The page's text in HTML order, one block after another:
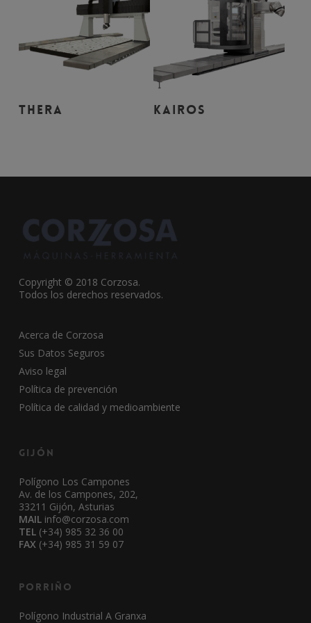
Leer Más
THERA Leer Más
KAIROS
Copyright © 2018 Corzosa.
Todos los derechos reservados.
Acerca de Corzosa
Sus Datos Seguros
Aviso legal
Política de prevención
Política de calidad y medioambiente
Gijón
Polígono Los Campones
Av. de los Campones, 202,
33211 Gijón, Asturias
MAIL info@corzosa.com
TEL (+34) 985 32 36 00
FAX(+34) 985 31 59 07
Porriño
Polígono Industrial A Granxa